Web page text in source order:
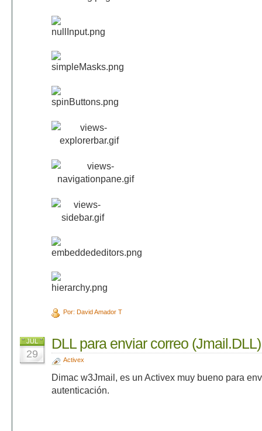
Por: David Amador T
JUL
29
DLL para enviar correo (Jmail.DLL)
Activex
Dimac w3Jmail, es un Activex muy bueno para
autenticación.